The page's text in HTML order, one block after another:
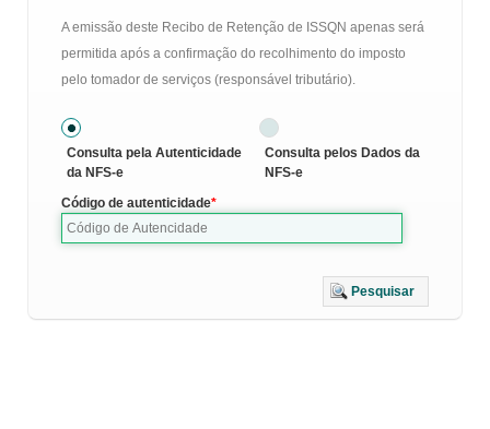
A emissão deste Recibo de Retenção de ISSQN apenas será
permitida após a confirmação do recolhimento do imposto
pelo tomador de serviços (responsável tributário).
Consulta pela Autenticidade
da NFS-e
Consulta pelos Dados da
NFS-e
Código de autenticidade
Pesquisar